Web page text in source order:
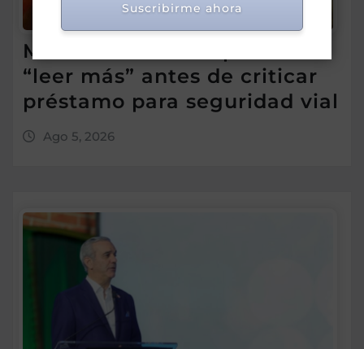
Morrison insta a diputados a
“leer más” antes de criticar
préstamo para seguridad vial
Ago 5, 2026
Suscribirme ahora